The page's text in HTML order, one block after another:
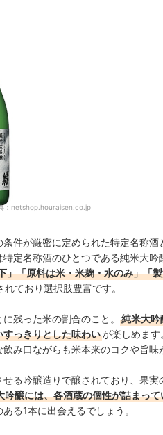
： netshop.houraisen.co.jp
件が厳密に定められた特定名称
定名称酒のひとつである純米大吟
」「原料は米・米麹・水のみ」「
ており選択肢豊富です。
残った米の割合のこと。
純米大吟
っきりとした味わいが楽しめま
み口ながらも米本来のコクや旨味
る吟醸造りで醸されており、果
吟醸には、各酒蔵の個性が詰まって
る1本に出会えるでしょう。